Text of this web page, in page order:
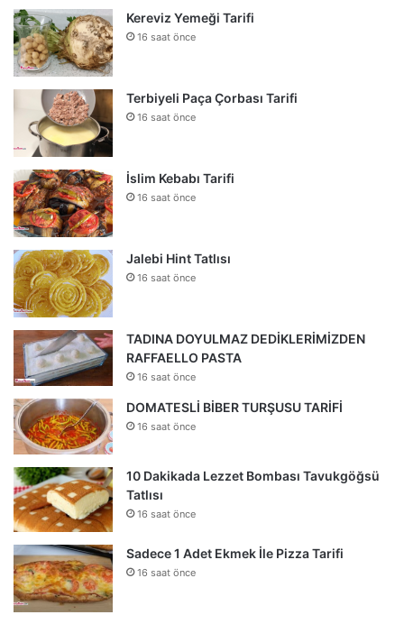
Kereviz Yemeği Tarifi
16 saat önce
Terbiyeli Paça Çorbası Tarifi
16 saat önce
İslim Kebabı Tarifi
16 saat önce
Jalebi Hint Tatlısı
16 saat önce
TADINA DOYULMAZ DEDİKLERİMİZDEN
RAFFAELLO PASTA
16 saat önce
DOMATESLİ BİBER TURŞUSU TARİFİ
16 saat önce
10 Dakikada Lezzet Bombası Tavukgöğsü
Tatlısı
16 saat önce
Sadece 1 Adet Ekmek İle Pizza Tarifi
16 saat önce